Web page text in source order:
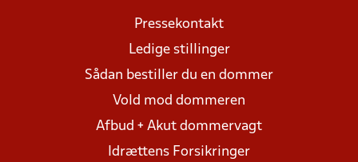
Pressekontakt
Ledige stillinger
Sådan bestiller du en dommer
Vold mod dommeren
Afbud + Akut dommervagt
Idrættens Forsikringer